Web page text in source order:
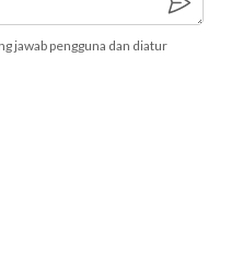
jawab pengguna dan diatur